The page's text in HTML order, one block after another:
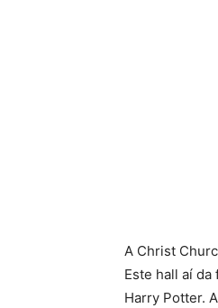
A Christ
Este hall aí
Harry Potter.